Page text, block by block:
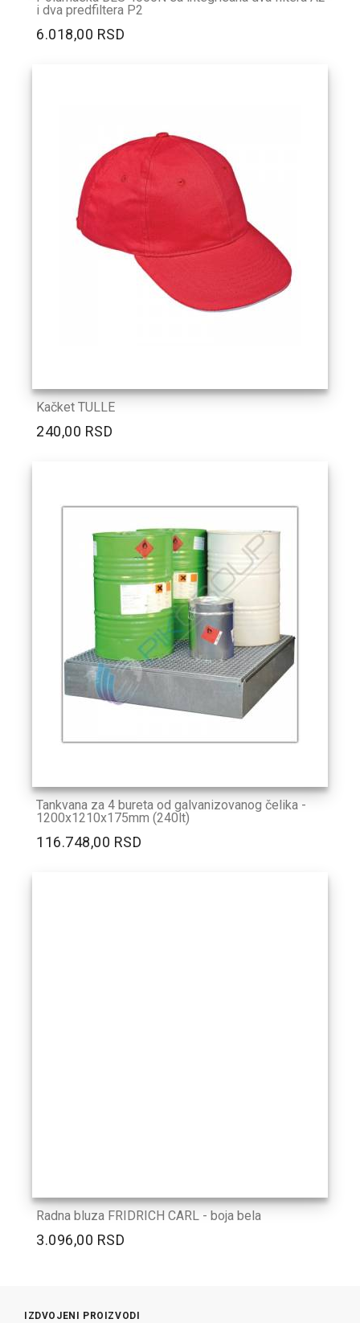
i dva predfiltera P2
6.018,00 RSD
Kačket TULLE
240,00 RSD
Tankvana za 4 bureta od galvanizovanog čelika -
1200x1210x175mm (240lt)
116.748,00 RSD
Radna bluza FRIDRICH CARL - boja bela
3.096,00 RSD
IZDVOJENI PROIZVODI